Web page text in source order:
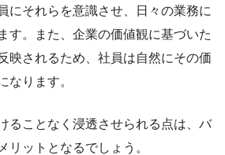
にそれらを意識させ、日々の業務に
す。また、企業の価値観に基づいた
映されるため、社員は自然にその価
なります。
ることなく浸透させられる点は、バ
リットとなるでしょう。